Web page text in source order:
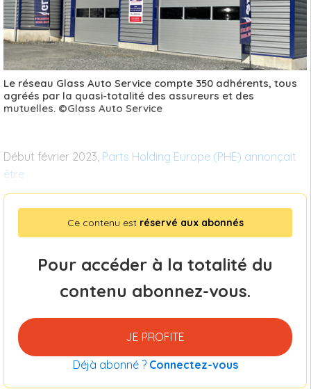
Le réseau Glass Auto Service compte 350 adhérents, tous
agréés par la quasi-totalité des assureurs et des
mutuelles. ©Glass Auto Service
Début février 2023, Parts Holding Europe (PHE) annonçait
être
Ce contenu est réservé aux abonnés
Pour accéder à la totalité du
contenu abonnez-vous.
JE PROFITE
Déjà abonné ? Connectez-vous